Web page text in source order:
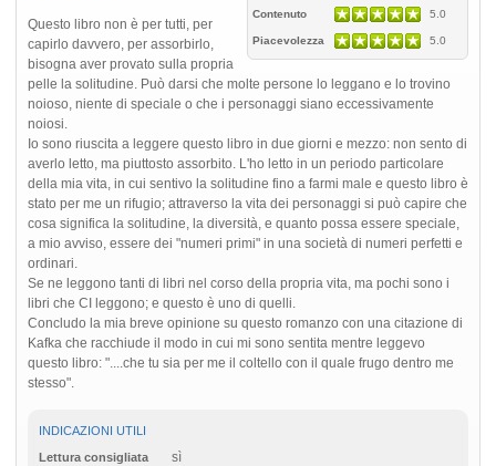
Contenuto 5.0
Piacevolezza 5.0
Questo libro non è per tutti, per
capirlo davvero, per assorbirlo,
bisogna aver provato sulla propria
pelle la solitudine. Può darsi che molte persone lo leggano e lo trovino
noioso, niente di speciale o che i personaggi siano eccessivamente
noiosi.
Io sono riuscita a leggere questo libro in due giorni e mezzo: non sento di
averlo letto, ma piuttosto assorbito. L'ho letto in un periodo particolare
della mia vita, in cui sentivo la solitudine fino a farmi male e questo libro è
stato per me un rifugio; attraverso la vita dei personaggi si può capire che
cosa significa la solitudine, la diversità, e quanto possa essere speciale,
a mio avviso, essere dei "numeri primi" in una società di numeri perfetti e
ordinari.
Se ne leggono tanti di libri nel corso della propria vita, ma pochi sono i
libri che CI leggono; e questo è uno di quelli.
Concludo la mia breve opinione su questo romanzo con una citazione di
Kafka che racchiude il modo in cui mi sono sentita mentre leggevo
questo libro: "....che tu sia per me il coltello con il quale frugo dentro me
stesso".
INDICAZIONI UTILI
Lettura consigliata
sì